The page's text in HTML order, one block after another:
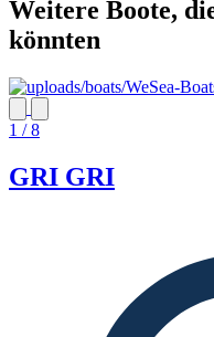
Weitere Boote,
könnten
1 / 8
GRI GRI